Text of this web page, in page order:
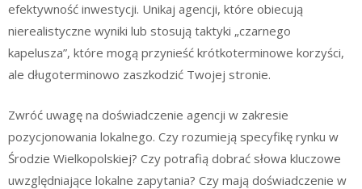
efektywność inwestycji. Unikaj agencji, które obiecują
nierealistyczne wyniki lub stosują taktyki „czarnego
kapelusza”, które mogą przynieść krótkoterminowe korzyści,
ale długoterminowo zaszkodzić Twojej stronie.
Zwróć uwagę na doświadczenie agencji w zakresie
pozycjonowania lokalnego. Czy rozumieją specyfikę rynku w
Środzie Wielkopolskiej? Czy potrafią dobrać słowa kluczowe
uwzględniające lokalne zapytania? Czy mają doświadczenie w